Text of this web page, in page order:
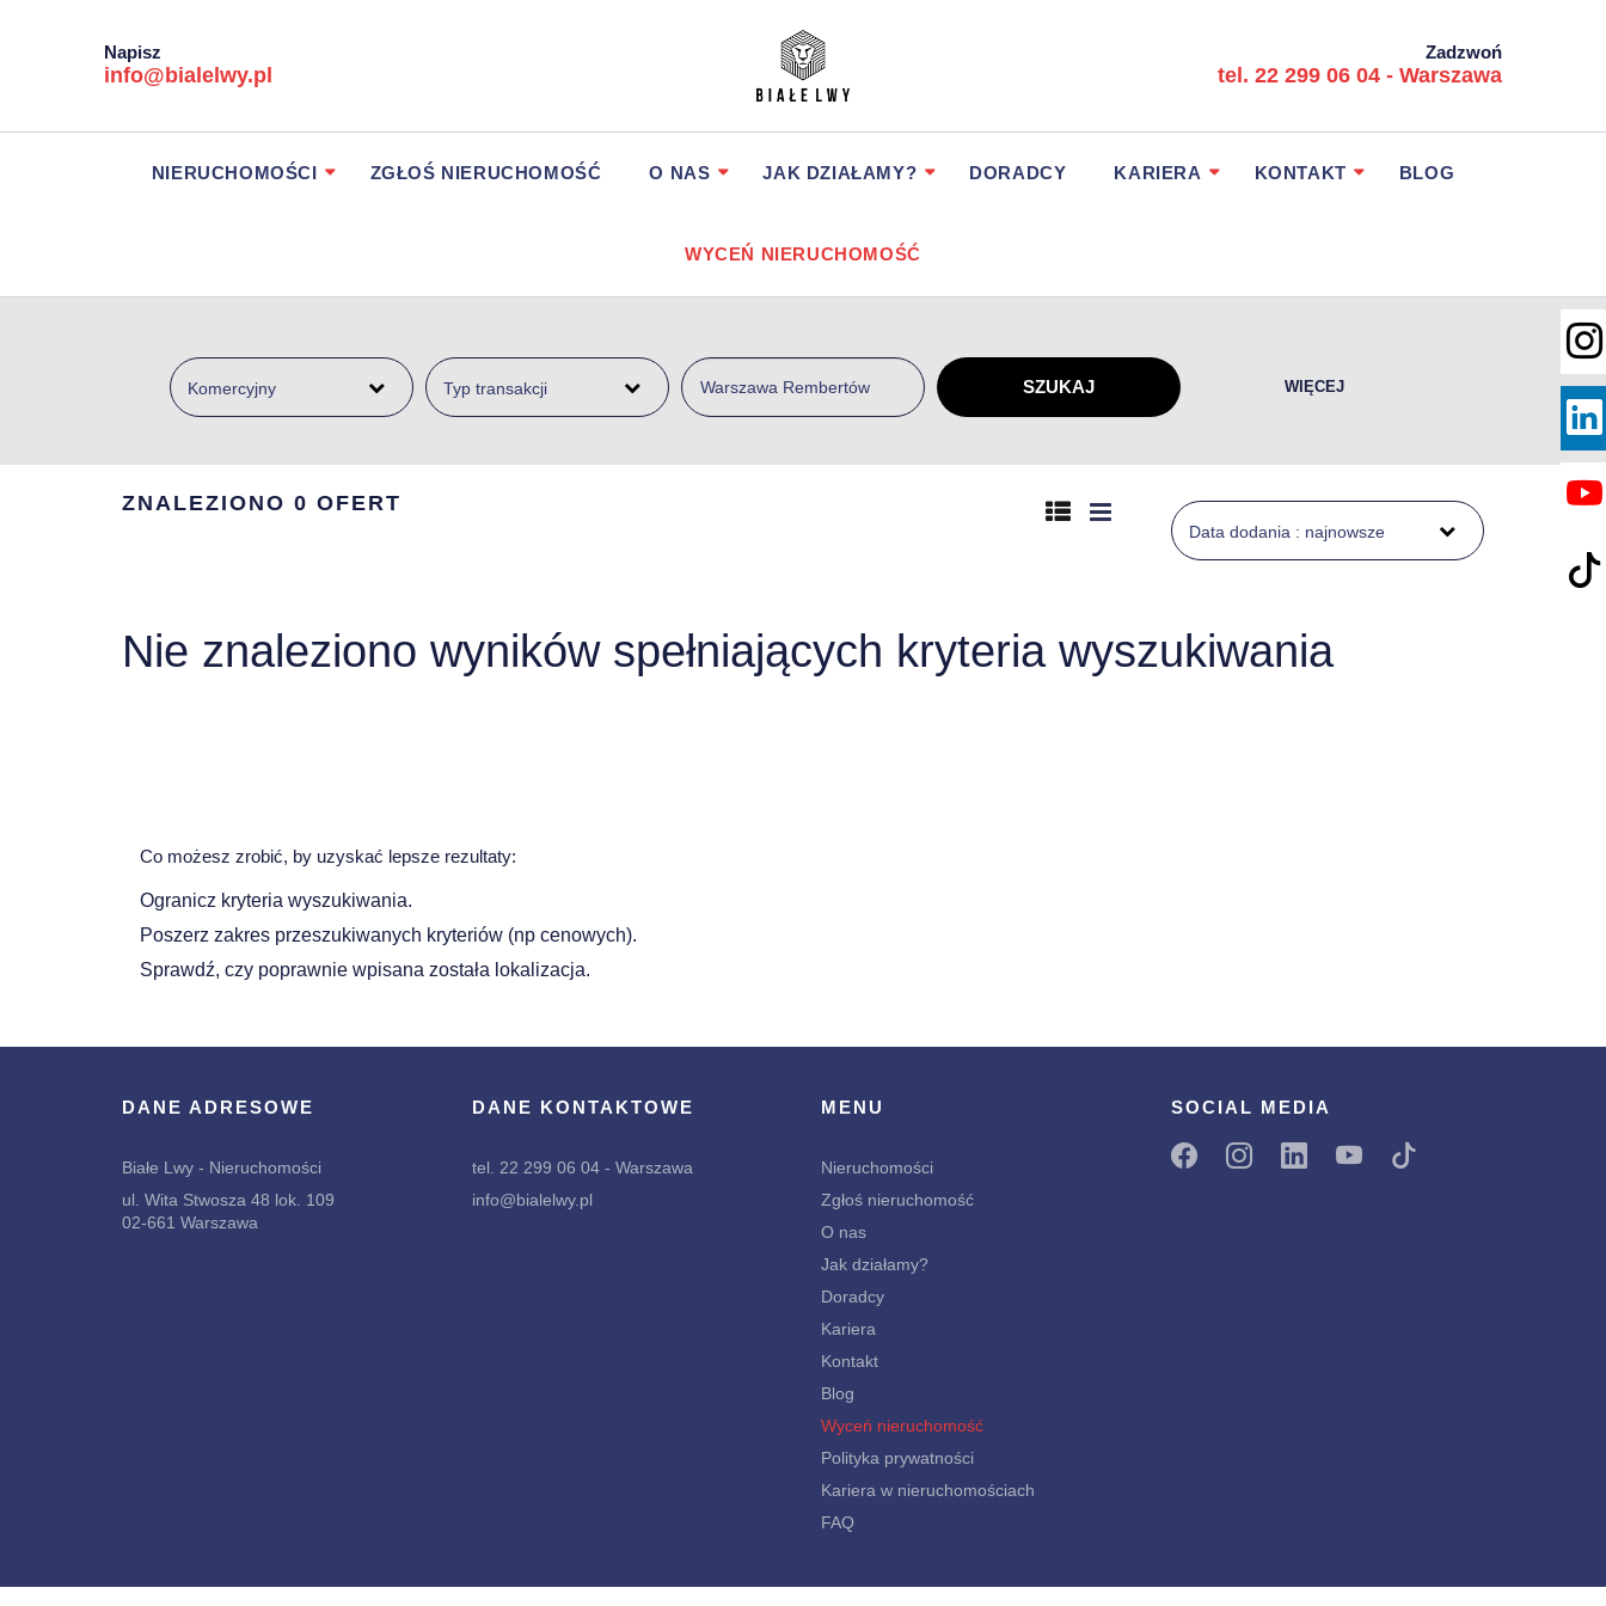
Napisz
info@bialelwy.pl
Zadzwoń
tel. 22 299 06 04 - Warszawa
NIERUCHOMOŚCI ZGŁOŚ NIERUCHOMOŚĆ O NAS JAK DZIAŁAMY? DORADCY KARIERA KONTAKT BLOG
WYCEŃ NIERUCHOMOŚĆ
Komercyjny Typ transakcji WIĘCEJ
ZNALEZIONO 0 OFERT
Data dodania : najnowsze
Nie znaleziono wyników spełniających kryteria wyszukiwania
Co możesz zrobić, by uzyskać lepsze rezultaty:
Ogranicz kryteria wyszukiwania.
Poszerz zakres przeszukiwanych kryteriów (np cenowych).
Sprawdź, czy poprawnie wpisana została lokalizacja.
DANE ADRESOWE
Białe Lwy - Nieruchomości
ul. Wita Stwosza 48 lok. 109
02-661 Warszawa
DANE KONTAKTOWE
tel. 22 299 06 04 - Warszawa
info@bialelwy.pl
MENU
Nieruchomości
Zgłoś nieruchomość
O nas
Jak działamy?
Doradcy
Kariera
Kontakt
Blog
Wyceń nieruchomość
Polityka prywatności
Kariera w nieruchomościach
FAQ
SOCIAL MEDIA